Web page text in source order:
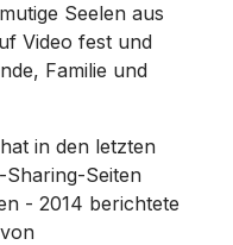
Seelen aus
Video fest und
Familie und
in den letzten
Seiten
- 2014 berichtete